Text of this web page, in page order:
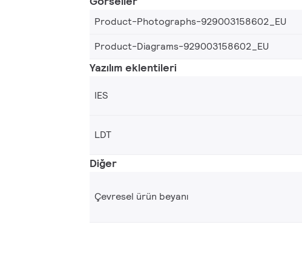
Product-Photographs-929003158602_EU
Product-Diagrams-929003158602_EU
Yazılım eklentileri
IES
LDT
Diğer
Çevresel ürün beyanı